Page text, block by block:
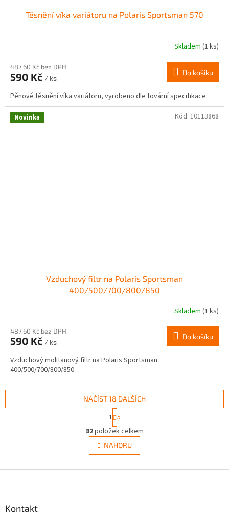
Těsnění víka variátoru na Polaris Sportsman 570
Skladem (1 ks)
487,60 Kč bez DPH
590 Kč / ks
Do košíku
Pěnové těsnění víka variátoru, vyrobeno dle tovární specifikace.
Novinka
Vzduchový filtr na Polaris Sportsman
400/500/700/800/850
Skladem (1 ks)
487,60 Kč bez DPH
590 Kč / ks
Do košíku
Vzduchový molitanový filtr na Polaris Sportsman
400/500/700/800/850.
Kód: 10113868
O
v
l
á
NAČÍST 18 DALŠÍCH
t
r
á
n
k
v
1 5
82položek celkem
NAHORU
Kontakt